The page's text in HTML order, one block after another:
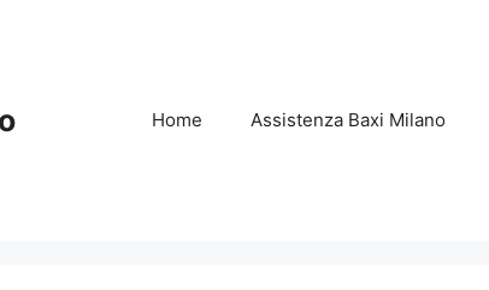
Home Assistenza Baxi Milano